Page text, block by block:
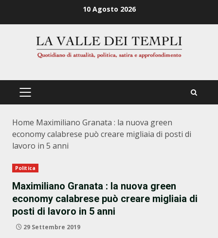
10 Agosto 2026
PRIMÄRES
Home Maximiliano Granata : la nuova green
economy calabrese può creare migliaia di posti di
lavoro in 5 anni
Politica
Maximiliano Granata : la nuova green
economy calabrese può creare migliaia di
posti di lavoro in 5 anni
29 Settembre 2019